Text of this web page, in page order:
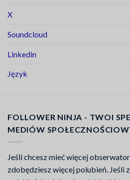
X
Soundcloud
Linkedin
Język
FOLLOWER NINJA - TWOI
MEDIÓW
Jeśli chcesz mieć więcej
zdobędziesz więcej polubień. Jeśli